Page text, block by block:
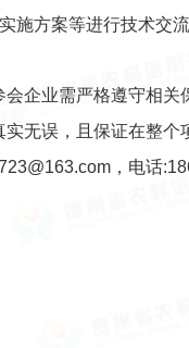
施方案等进行技术交流
企业需严格遵守相
无误，且保证在整
，电话